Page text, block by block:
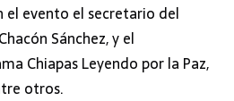
el evento el secretario del
Sánchez, y el
Chiapas Leyendo por la Paz,
otros.